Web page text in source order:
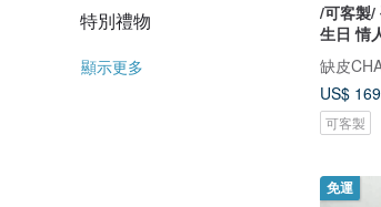
特別禮物
顯示更多
/可客製/
生日 情
缺皮
US$
可客製
免運